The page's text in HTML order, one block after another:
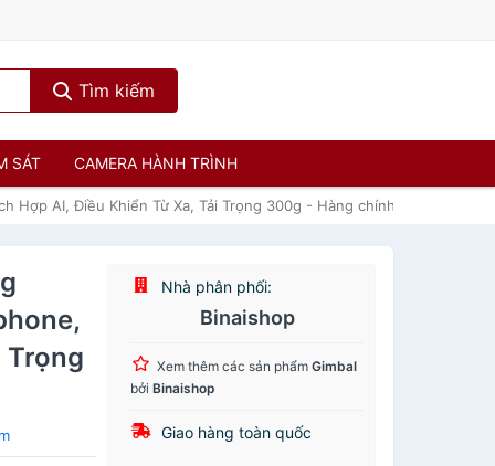
Tìm kiếm
SÁT CAMERA HÀNH TRÌNH
Hợp AI, Điều Khiển Từ Xa, Tải Trọng 300g - Hàng chính hãng
Trọng
Nhà phân phối:
Binaishop
Xem thêm các sản phẩmGimbal
bởiBinaishop
Giao hàng toàn quốc